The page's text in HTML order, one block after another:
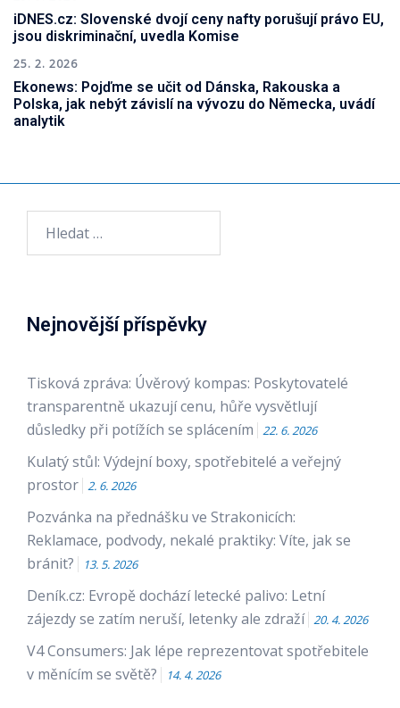
iDNES.cz: Slovenské dvojí ceny nafty porušují právo EU,
jsou diskriminační, uvedla Komise
25. 2. 2026
Ekonews: Pojďme se učit od Dánska, Rakouska a
Polska, jak nebýt závislí na vývozu do Německa, uvádí
analytik
Nejnovější příspěvky
Tisková zpráva: Úvěrový kompas: Poskytovatelé
transparentně ukazují cenu, hůře vysvětlují
důsledky při potížích se splácením
22. 6. 2026
Kulatý stůl: Výdejní boxy, spotřebitelé a veřejný
prostor 2. 6. 2026
Pozvánka na přednášku ve Strakonicích:
Reklamace, podvody, nekalé praktiky: Víte, jak se
bránit?
13. 5. 2026
Deník.cz: Evropě dochází letecké palivo: Letní
zájezdy se zatím neruší, letenky ale zdraží 20. 4. 2026
V4 Consumers: Jak lépe reprezentovat spotřebitele
v měnícím se světě?
14. 4. 2026